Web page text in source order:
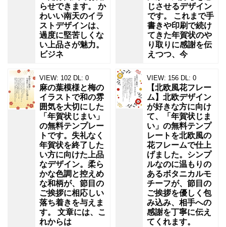
らせできます。 か
わいい南天のイラ
ストデザインは、
過度に堅苦しくな
い上品さが魅力。
ビジネ
じさせるデザイン
です。 これまで手
書きや印刷で続け
てきた年賀状のや
り取りに感謝を伝
えつつ、今
VIEW: 102 DL: 0
麻の葉模様と梅の
イラストで和の雰
囲気を大切にした
「年賀状じまい」
の無料テンプレー
トです。失礼なく
年賀状を終了した
い方に向けた上品
なデザイン。柔ら
かな色調と控えめ
な和柄が、節目の
ご挨拶に相応しい
落ち着きを与えま
す。 文章には、こ
れからは
VIEW: 156 DL: 0
【北欧風花フレー
ム】北欧デザイン
が好きな方に向け
て、「年賀状じま
い」の無料テンプ
レートを北欧風の
花フレームで仕上
げました。シンプ
ルなのに温もりの
あるボタニカルモ
チーフが、節目の
ご挨拶を優しく包
み込み、相手への
感謝を丁寧に伝え
てくれます。